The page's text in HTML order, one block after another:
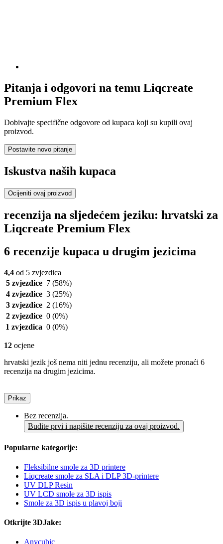
Pitanja i odgovori na temu Liqcreate
Premium Flex
Dobivajte specifične odgovore od kupaca koji su kupili ovaj
proizvod.
Postavite novo pitanje
Iskustva naših kupaca
Ocijeniti ovaj proizvod
recenzija na sljedećem jeziku: hrvatski za
Liqcreate Premium Flex
6 recenzije kupaca u drugim jezicima
4,4 od 5 zvjezdica
5 zvjezdice 7 (58%)
4 zvjezdice 3 (25%)
3 zvjezdice 2 (16%)
2 zvjezdice 0 (0%)
1 zvjezdica 0 (0%)
12 ocjene
hrvatski jezik još nema niti jednu recenziju, ali možete pronaći 6
recenzija na drugim jezicima.
Prikaz
Bez recenzija.
Budite prvi i napišite recenziju za ovaj proizvod.
Popularne kategorije:
Fleksibilne smole za 3D printere
Liqcreate smole za SLA i DLP 3D-printere
UV DLP Resin
UV LCD smole za 3D ispis
Smole za 3D ispis u plavoj boji
Otkrijte 3DJake:
Anycubic